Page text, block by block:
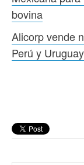
bovina
Alicorp vende
Perú y